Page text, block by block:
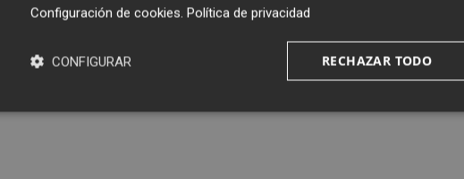
Configuración de cookies. Política de privacidad
RECHAZAR TODO
CONFIGURAR